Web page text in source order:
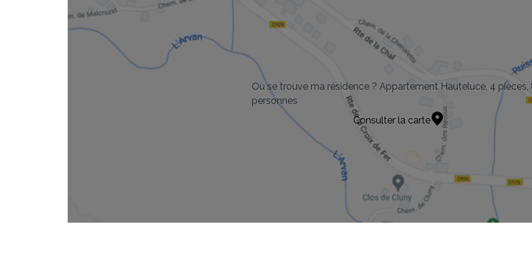
Où se trouve ma résidence ? Appartement Hauteluce, 4 pièces,
personnes
Consulter la carte